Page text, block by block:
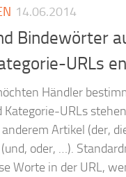
14.06.2014
Bindewörter
URLs
Händler
Kategorie-URLs
Artikel (der,
oder, …).
Worte in der URL,